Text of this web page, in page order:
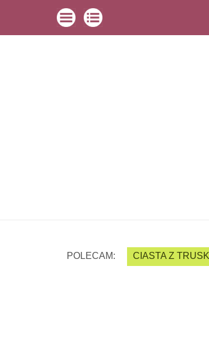
POLECAM: CIASTA Z